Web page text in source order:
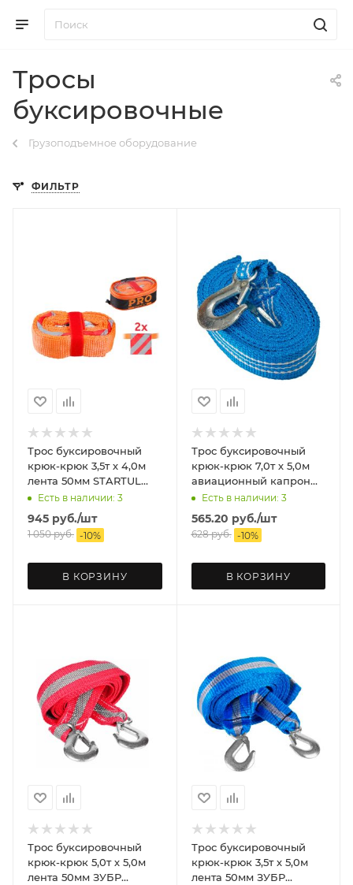
Тросы
буксировочные
Грузоподъемное оборудование
ФИЛЬТР
Трос буксировочный
крюк-крюк 3,5т х 4,0м
лента 50мм STARTUL
PRO (с флажками)
Есть в наличии: 3
945 руб./шт
1 050руб. -10%
В КОРЗИНУ
Трос буксировочный
крюк-крюк 7,0т х 5,0м
авиационный капрон
РемоКолор
Есть в наличии: 3
565.20 руб./шт
628руб. -10%
В КОРЗИНУ
Трос буксировочный
крюк-крюк 5,0т х 5,0м
лента 50мм ЗУБР
Трос буксировочный
крюк-крюк 3,5т х 5,0м
лента 50мм ЗУБР